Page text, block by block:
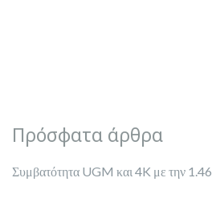
Πρόσφατα άρθρα
Συμβατότητα UGM και 4K με την 1.46